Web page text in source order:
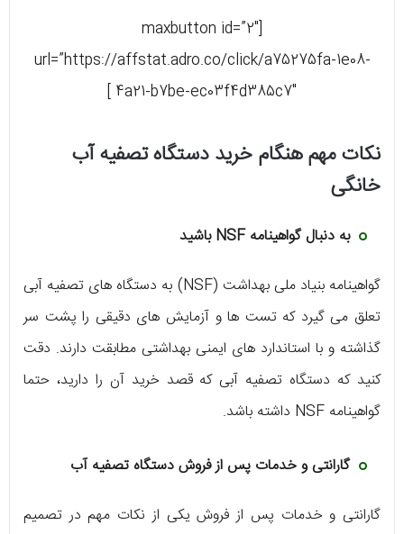
[maxbutton id=”2″
url=”https://affstat.adro.co/click/a75275fa-1e08-
4a21-b7be-ec03f4d385c7″ ]
نکات مهم هنگام خرید دستگاه تصفیه آب
خانگی
به دنبال گواهینامه NSF باشید
گواهینامه بنیاد ملی بهداشت (NSF) به دستگاه های تصفیه آبی
تعلق می گیرد که تست ها و آزمایش های دقیقی را پشت سر
گذاشته و با استاندارد های ایمنی بهداشتی مطابقت دارند. دقت
کنید که دستگاه تصفیه آبی که قصد خرید آن را دارید، حتما
گواهینامه NSF داشته باشد.
گارانتی و خدمات پس از فروش دستگاه تصفیه آب
گارانتی و خدمات پس از فروش یکی از نکات مهم در تصمیم